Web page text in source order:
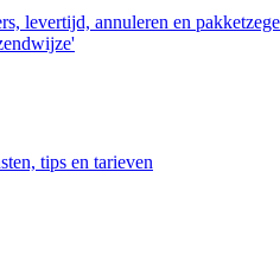
levertijd, annuleren en
tips en tarieven